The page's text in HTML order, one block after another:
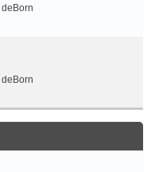
deBorn
deBorn